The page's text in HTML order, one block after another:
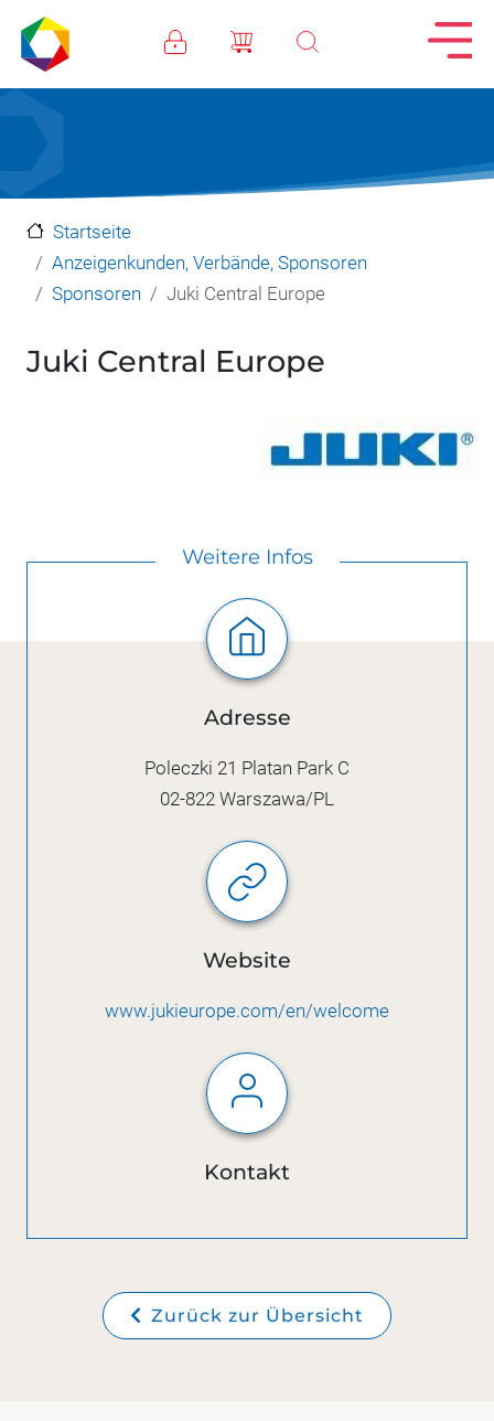
Direkt zum Inhalt
Startseite
Anzeigenkunden, Verbände, Sponsoren
Sponsoren
Juki Central Europe
Juki Central Europe
Weitere Infos
Adresse
Poleczki 21 Platan Park C
02-822 Warszawa/PL
Website
www.jukieurope.com/en/welcome
Kontakt
Zurück zur Übersicht